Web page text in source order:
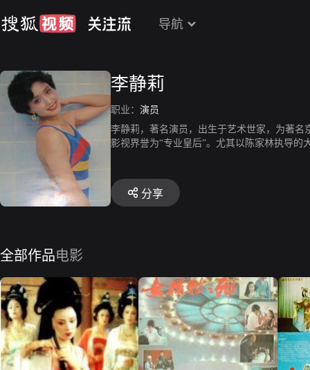
导航
李静莉
职业： 演员
李静莉，著名演员，出生于艺术世家，为著
影视界誉为“专业皇后”。尤其以陈家林执导
分享
全部作品电影